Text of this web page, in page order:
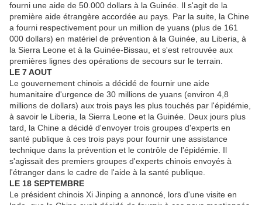
fourni une aide de 50.000 dollars à la Guinée. Il s'agit de la
première aide étrangère accordée au pays. Par la suite, la Chine
a fourni respectivement pour un million de yuans (plus de 161
000 dollars) en matériel de prévention à la Guinée, au Liberia, à
la Sierra Leone et à la Guinée-Bissau, et s'est retrouvée aux
premières lignes des opérations de secours sur le terrain.
LE 7 AOUT
Le gouvernement chinois a décidé de fournir une aide
humanitaire d'urgence de 30 millions de yuans (environ 4,8
millions de dollars) aux trois pays les plus touchés par l'épidémie,
à savoir le Liberia, la Sierra Leone et la Guinée. Deux jours plus
tard, la Chine a décidé d'envoyer trois groupes d'experts en
santé publique à ces trois pays pour fournir une assistance
technique dans la prévention et le contrôle de l'épidémie. Il
s'agissait des premiers groupes d'experts chinois envoyés à
l'étranger dans le cadre de l'aide à la santé publique.
LE 18 SEPTEMBRE
Le président chinois Xi Jinping a annoncé, lors d'une visite en